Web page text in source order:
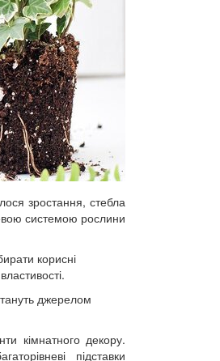
зростання, стебла
системою рослини
корисні
джерелом
кімнатного декору.
підставки